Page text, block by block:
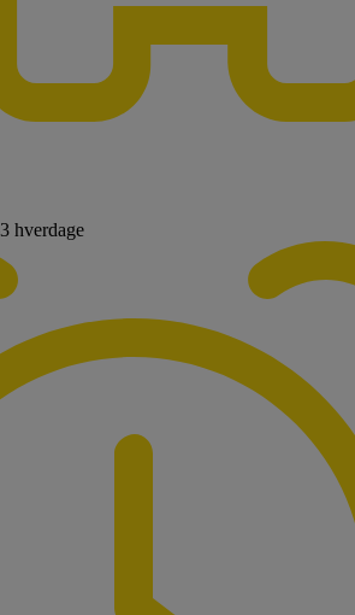
hverdage